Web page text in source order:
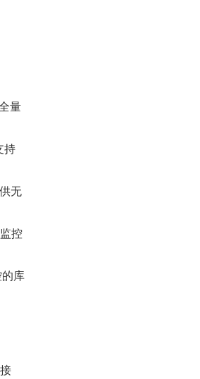
量
持
无
控
库